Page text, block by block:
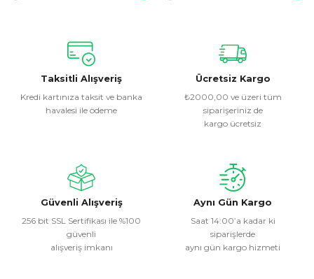
Taksitli Alışveriş
Kredi kartınıza taksit ve banka
havalesi ile ödeme
Ücretsiz Kargo
₺2000,00 ve üzeri tüm
siparişeriniz de
kargo ücretsiz
Güvenli Alışveriş
256 bit SSL Sertifikası ile %100
güvenli
alışveriş imkanı
Aynı Gün Kargo
Saat 14:00’a kadar ki
siparişlerde
aynı gün kargo hizmeti